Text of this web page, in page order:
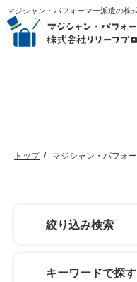
マジシャン・パフォーマー派遣の株
トップ マジシャン・パフォ
絞り込み検索
キーワードで探す